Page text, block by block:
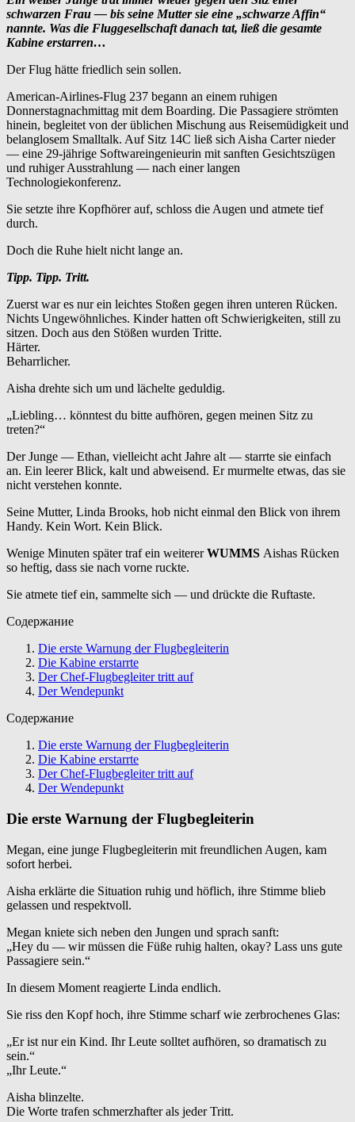
schwarzen Frau — bis seine Mutter sie eine „schwarze Affin“
nannte. Was die Fluggesellschaft danach tat, ließ die gesamte
Kabine erstarren…
Der Flug hätte friedlich sein sollen.
American-Airlines-Flug 237 begann an einem ruhigen
Donnerstagnachmittag mit dem Boarding. Die Passagiere strömten
hinein, begleitet von der üblichen Mischung aus Reisemüdigkeit und
belanglosem Smalltalk. Auf Sitz 14C ließ sich Aisha Carter nieder
— eine 29-jährige Softwareingenieurin mit sanften Gesichtszügen
und ruhiger Ausstrahlung — nach einer langen
Technologiekonferenz.
Sie setzte ihre Kopfhörer auf, schloss die Augen und atmete tief
durch.
Doch die Ruhe hielt nicht lange an.
Tipp. Tipp. Tritt.
Zuerst war es nur ein leichtes Stoßen gegen ihren unteren Rücken.
Nichts Ungewöhnliches. Kinder hatten oft Schwierigkeiten, still zu
sitzen. Doch aus den Stößen wurden Tritte.
Härter.
Beharrlicher.
Aisha drehte sich um und lächelte geduldig.
„Liebling… könntest du bitte aufhören, gegen meinen Sitz zu
treten?“
Der Junge — Ethan, vielleicht acht Jahre alt — starrte sie einfach
an. Ein leerer Blick, kalt und abweisend. Er murmelte etwas, das sie
nicht verstehen konnte.
Seine Mutter, Linda Brooks, hob nicht einmal den Blick von ihrem
Handy. Kein Wort. Kein Blick.
Wenige Minuten später traf ein weitererWUMMS Aishas Rücken
so heftig, dass sie nach vorne ruckte.
Sie atmete tief ein, sammelte sich — und drückte die Ruftaste.
Содержание
Die erste Warnung der Flugbegleiterin
Die Kabine erstarrte
Der Chef-Flugbegleiter tritt auf
Der Wendepunkt
Содержание
Die erste Warnung der Flugbegleiterin
Die Kabine erstarrte
Der Chef-Flugbegleiter tritt auf
Der Wendepunkt
Die erste Warnung der Flugbegleiterin
Megan, eine junge Flugbegleiterin mit freundlichen Augen, kam
sofort herbei.
Aisha erklärte die Situation ruhig und höflich, ihre Stimme blieb
gelassen und respektvoll.
Megan kniete sich neben den Jungen und sprach sanft:
„Hey du — wir müssen die Füße ruhig halten, okay? Lass uns gute
Passagiere sein.“
In diesem Moment reagierte Linda endlich.
Sie riss den Kopf hoch, ihre Stimme scharf wie zerbrochenes Glas:
„Er ist nur ein Kind. Ihr Leute solltet aufhören, so dramatisch zu
sein.“
„Ihr Leute.“
Aisha blinzelte.
Die Worte trafen schmerzhafter als jeder Tritt.